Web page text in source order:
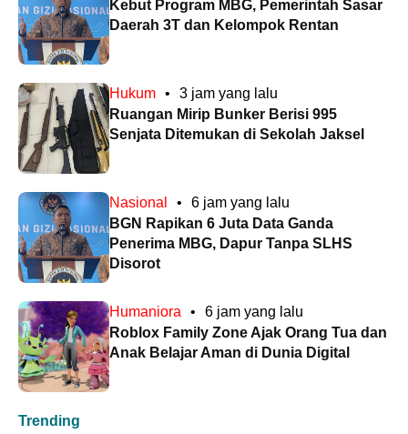
Kebut Program MBG, Pemerintah Sasar
Daerah 3T dan Kelompok Rentan
Hukum •
3 jam yang lalu
Ruangan Mirip Bunker Berisi 995
Senjata Ditemukan di Sekolah Jaksel
Nasional •
6 jam yang lalu
BGN Rapikan 6 Juta Data Ganda
Penerima MBG, Dapur Tanpa SLHS
Disorot
Humaniora •
6 jam yang lalu
Roblox Family Zone Ajak Orang Tua dan
Anak Belajar Aman di Dunia Digital
Trending